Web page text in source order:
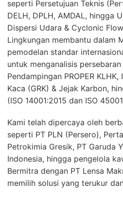
seperti Persetujuan Teknis
DELH, DPLH, AMDAL, hingga
Dispersi Udara & Cyclonic
Lingkungan membantu dalam
pemodelan standar
untuk menganalisis
Pendampingan PROPER
Kaca (GRK) & Jejak Karbon,
(ISO 14001:2015 dan ISO
Kami telah dipercaya oleh
seperti PT PLN (Persero),
Petrokimia Gresik, PT Garuda
Indonesia, hingga pengelola
Bermitra dengan PT Lensa
memilih solusi yang terukur